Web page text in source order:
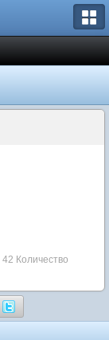
42 Количество